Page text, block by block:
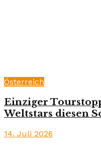
Österreich
Einziger
Weltstars diesen
14. Juli 2026